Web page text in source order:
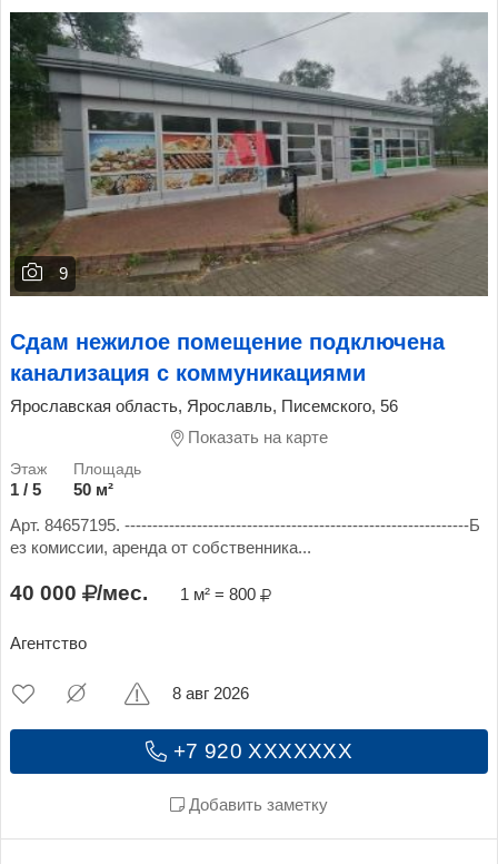
9
Сдам нежилое помещение подключена
канализация с коммуникациями
Ярославская область, Ярославль, Писемского, 56
Показать на карте
1 / 5
50 м²
Арт. 84657195. --------------------------------------------------------------Б
ез комиссии, аренда от собственника...
40 000 /мес. 1 м² = 800
Агентство
+7 920 XXXXXXX
Добавить заметку
8 авг 2026